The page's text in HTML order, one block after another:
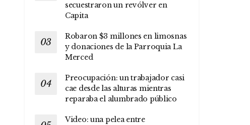
secuestraron un revólver en
Capita
Robaron $3 millones en limosnas
y donaciones de la Parroquia La
Merced
Preocupación: un trabajador casi
cae desde las alturas mientras
reparaba el alumbrado público
Video: una pelea entre